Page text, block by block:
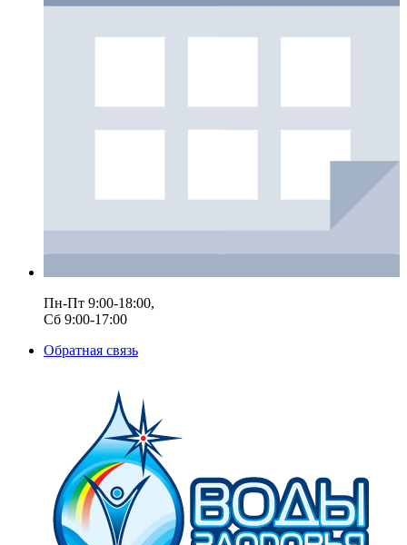
Пн-Пт 9:00-18:00,
Сб 9:00-17:00
Обратная связь